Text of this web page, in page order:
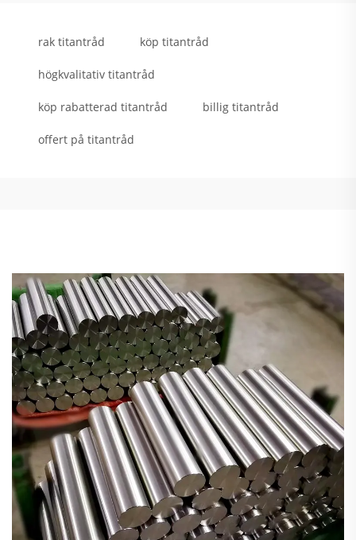
rak titantråd köp titantråd
högkvalitativ titantråd
köp rabatterad titantråd billig titantråd
offert på titantråd